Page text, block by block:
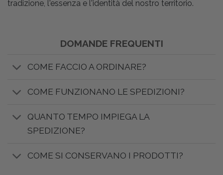
tradizione, l'essenza e l'identità del nostro territorio.
DOMANDE FREQUENTI
COME FACCIO A ORDINARE?
COME FUNZIONANO LE SPEDIZIONI?
QUANTO TEMPO IMPIEGA LA
SPEDIZIONE?
COME SI CONSERVANO I PRODOTTI?